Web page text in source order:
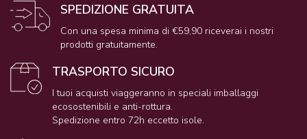
SPEDIZIONE GRATUITA
Con una spesa minima di €59,90 riceverai i nostri
prodotti gratuitamente.
TRASPORTO SICURO
I tuoi acquisti viaggeranno in speciali imballaggi
ecosostenibili e anti-rottura.
Spedizione entro 72h eccetto isole.